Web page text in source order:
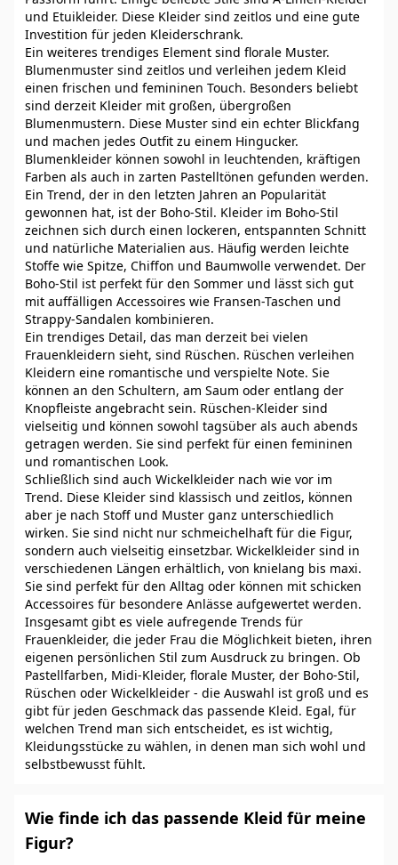
und Etuikleider. Diese Kleider sind zeitlos und eine gute
Investition für jeden Kleiderschrank.
Ein weiteres trendiges Element sind florale Muster.
Blumenmuster sind zeitlos und verleihen jedem Kleid
einen frischen und femininen Touch. Besonders beliebt
sind derzeit Kleider mit großen, übergroßen
Blumenmustern. Diese Muster sind ein echter Blickfang
und machen jedes Outfit zu einem Hingucker.
Blumenkleider können sowohl in leuchtenden, kräftigen
Farben als auch in zarten Pastelltönen gefunden werden.
Ein Trend, der in den letzten Jahren an Popularität
gewonnen hat, ist der Boho-Stil. Kleider im Boho-Stil
zeichnen sich durch einen lockeren, entspannten Schnitt
und natürliche Materialien aus. Häufig werden leichte
Stoffe wie Spitze, Chiffon und Baumwolle verwendet. Der
Boho-Stil ist perfekt für den Sommer und lässt sich gut
mit auffälligen Accessoires wie Fransen-Taschen und
Strappy-Sandalen kombinieren.
Ein trendiges Detail, das man derzeit bei vielen
Frauenkleidern sieht, sind Rüschen. Rüschen verleihen
Kleidern eine romantische und verspielte Note. Sie
können an den Schultern, am Saum oder entlang der
Knopfleiste angebracht sein. Rüschen-Kleider sind
vielseitig und können sowohl tagsüber als auch abends
getragen werden. Sie sind perfekt für einen femininen
und romantischen Look.
Schließlich sind auch Wickelkleider nach wie vor im
Trend. Diese Kleider sind klassisch und zeitlos, können
aber je nach Stoff und Muster ganz unterschiedlich
wirken. Sie sind nicht nur schmeichelhaft für die Figur,
sondern auch vielseitig einsetzbar. Wickelkleider sind in
verschiedenen Längen erhältlich, von knielang bis maxi.
Sie sind perfekt für den Alltag oder können mit schicken
Accessoires für besondere Anlässe aufgewertet werden.
Insgesamt gibt es viele aufregende Trends für
Frauenkleider, die jeder Frau die Möglichkeit bieten, ihren
eigenen persönlichen Stil zum Ausdruck zu bringen. Ob
Pastellfarben, Midi-Kleider, florale Muster, der Boho-Stil,
Rüschen oder Wickelkleider - die Auswahl ist groß und es
gibt für jeden Geschmack das passende Kleid. Egal, für
welchen Trend man sich entscheidet, es ist wichtig,
Kleidungsstücke zu wählen, in denen man sich wohl und
selbstbewusst fühlt.
Wie finde ich das passende Kleid für meine
Figur?